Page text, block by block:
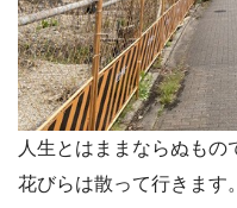
人生とはままならぬもの
花びらは散って行きます